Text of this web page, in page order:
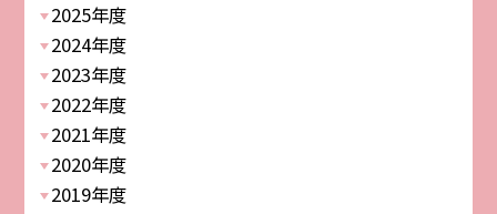
2025年度
2024年度
2023年度
2022年度
2021年度
2020年度
2019年度